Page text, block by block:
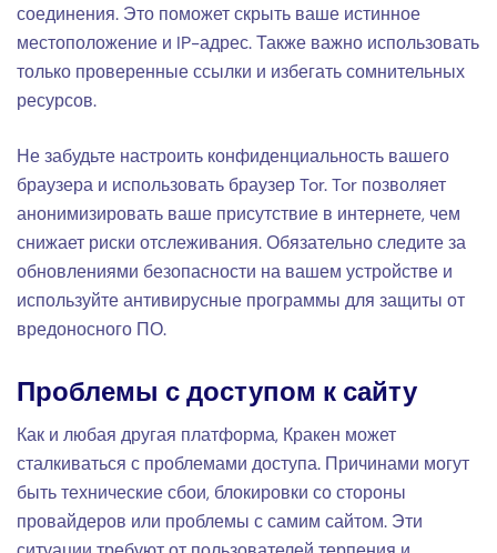
соединения. Это поможет скрыть ваше истинное
местоположение и IP-адрес. Также важно использовать
только проверенные ссылки и избегать сомнительных
ресурсов.
Не забудьте настроить конфиденциальность вашего
браузера и использовать браузер Tor. Tor позволяет
анонимизировать ваше присутствие в интернете, чем
снижает риски отслеживания. Обязательно следите за
обновлениями безопасности на вашем устройстве и
используйте антивирусные программы для защиты от
вредоносного ПО.
Проблемы с доступом к сайту
Как и любая другая платформа, Кракен может
сталкиваться с проблемами доступа. Причинами могут
быть технические сбои, блокировки со стороны
провайдеров или проблемы с самим сайтом. Эти